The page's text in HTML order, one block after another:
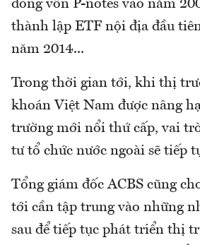
dòng vốn P-notes vào năm
thành lập ETF nội địa đầu
năm 2014...
Trong thời gian tới, khi thị
khoán Việt Nam được nâng
trường mới nổi thứ cấp, vai
tư tổ chức nước ngoài sẽ tiếp
Tổng giám đốc ACBS cũng
tới cần tập trung vào những
sau để tiếp tục phát triển thị